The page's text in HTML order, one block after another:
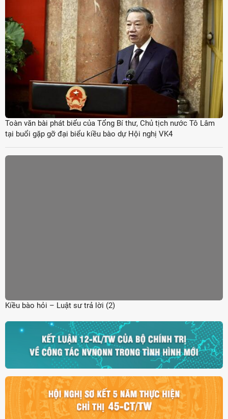
Toàn văn bài phát biểu của Tổng Bí thư, Chủ tịch nước Tô Lâm
tại buổi gặp gỡ đại biểu kiều bào dự Hội nghị VK4
Kiều bào hỏi – Luật sư trả lời (2)